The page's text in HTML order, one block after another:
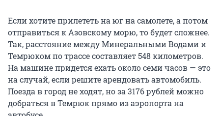
Если хотите прилететь на юг на самолете, а потом
отправиться к Азовскому морю, то будет сложнее.
Так, расстояние между Минеральными Водами и
Темрюком по трассе составляет 548 километров.
На машине придется ехать около семи часов — это
на случай, если решите арендовать автомобиль.
Поезда в город не ходят, но за 3176 рублей можно
добраться в Темрюк прямо из аэропорта на